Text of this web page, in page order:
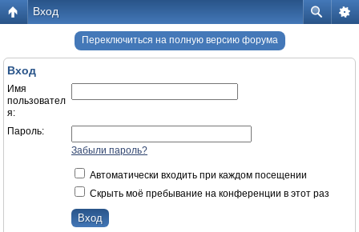
Вход
Переключиться на полную версию форума
Вход
Имя
пользовател
я:
Пароль:
Забыли пароль?
Автоматически входить при каждом посещении
Скрыть моё пребывание на конференции в этот раз